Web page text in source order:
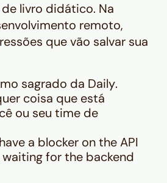
livro didático. Na
remoto,
que vão salvar sua
sagrado da Daily.
coisa que está
ou seu time de
a blocker on the API
for the backend